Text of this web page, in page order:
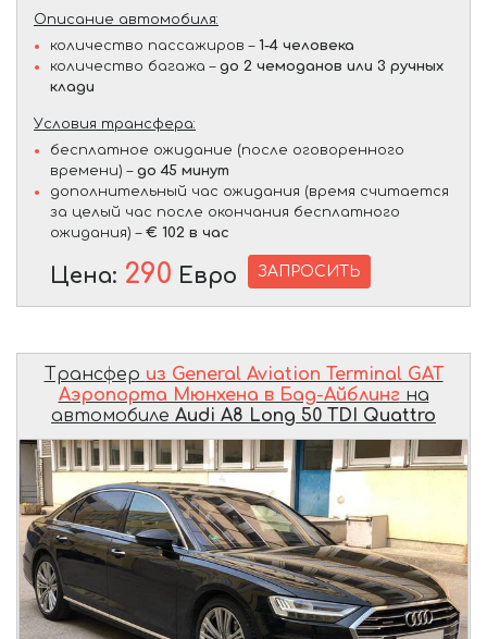
Описание автомобиля:
количество пассажиров – 1-4 человека
количество багажа – до 2 чемоданов или 3 ручных
клади
Условия трансфера:
бесплатное ожидание (после оговоренного
времени) – до 45 минут
дополнительный час ожидания (время считается
за целый час после окончания бесплатного
ожидания) – € 102 в час
Цена: 290 Евро ЗАПРОСИТЬ
Трансфер из General Aviation Terminal GAT
Аэропорта Мюнхена в Бад-Айблинг на
автомобиле Audi A8 Long 50 TDI Quattro